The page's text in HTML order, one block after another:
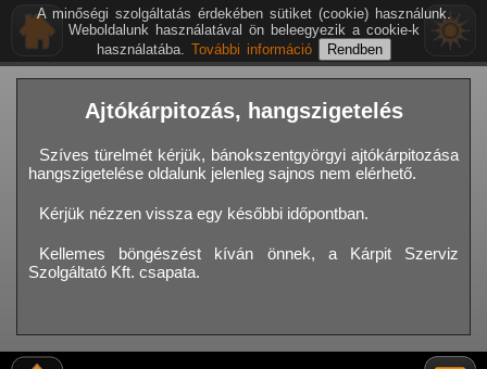
Ajtókárpitozás, hangszigetelés
Szíves türelmét kérjük, bánokszentgyörgyi ajtókárpitozása
hangszigetelése oldalunk jelenleg sajnos nem elérhető.
Kérjük nézzen vissza egy későbbi időpontban.
Kellemes böngészést kíván önnek, a Kárpit Szerviz
Szolgáltató Kft. csapata.
A minőségi szolgáltatás érdekében sütiket (cookie) használunk.
Weboldalunk használatával ön beleegyezik a cookie-k
használatába. További információ